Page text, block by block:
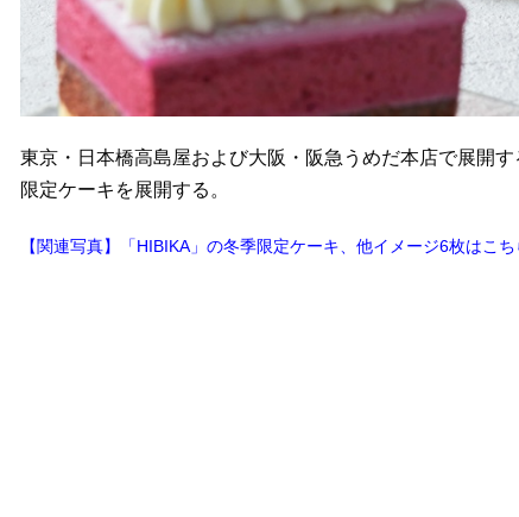
東京・日本橋高島屋および大阪・阪急うめだ本店で展開
限定ケーキを展開する。
【関連写真】「HIBIKA」の冬季限定ケーキ、他イメージ6枚はこち